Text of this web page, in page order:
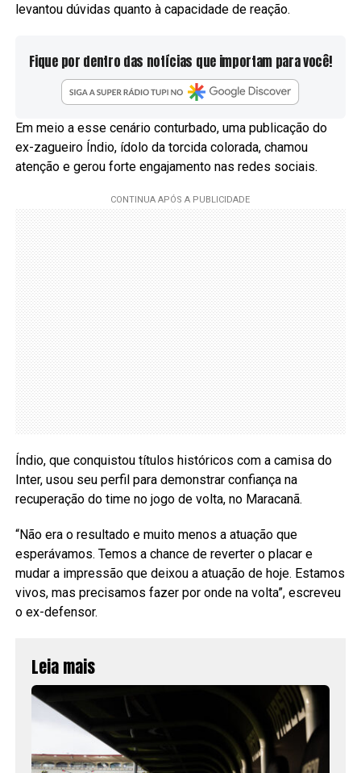
levantou dúvidas quanto à capacidade de reação.
Fique por dentro das notícias que importam para você!
Em meio a esse cenário conturbado, uma publicação do
ex-zagueiro Índio, ídolo da torcida colorada, chamou
atenção e gerou forte engajamento nas redes sociais.
Índio, que conquistou títulos históricos com a camisa do
Inter, usou seu perfil para demonstrar confiança na
recuperação do time no jogo de volta, no Maracanã.
“Não era o resultado e muito menos a atuação que
esperávamos. Temos a chance de reverter o placar e
mudar a impressão que deixou a atuação de hoje. Estamos
vivos, mas precisamos fazer por onde na volta”, escreveu
o ex-defensor.
Leia mais